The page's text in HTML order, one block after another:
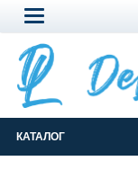
КАТАЛОГ